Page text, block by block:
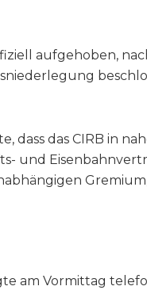
aufgehoben,
dass das CIRB in
und
am Vormittag